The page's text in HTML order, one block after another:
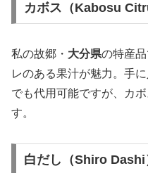
カボス（Kabosu
私の故郷・ 大分県の特産
レのある果汁が魅力。手
でも代用可能ですが、カ
す。
白だし（Shiro Dashi